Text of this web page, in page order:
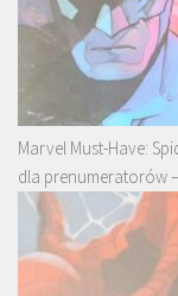
Marvel Must-Have:
dla prenumeratorów